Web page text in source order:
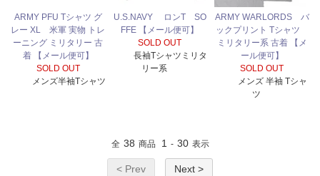
ARMY PFU Tシャツ グ
レー XL 米軍 実物 トレ
ーニング ミリタリー 古
着 【メール便可】
SOLD OUT
メンズ半袖Tシャツ
U.S.NAVY ロンT SO
FFE 【メール便可】
SOLD OUT
長袖Tシャツミリタ
リー系
ARMY WARLORDS バ
ックプリント Tシャツ
ミリタリー系 古着 【メ
ール便可】
SOLD OUT
メンズ 半袖 Tシャ
ツ
全 38 商品 1 - 30 表示
< Prev Next >